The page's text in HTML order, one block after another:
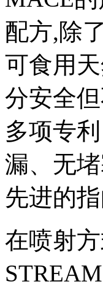
配方,除
可食用
分安全
多项专
漏、无
先进的
在喷射